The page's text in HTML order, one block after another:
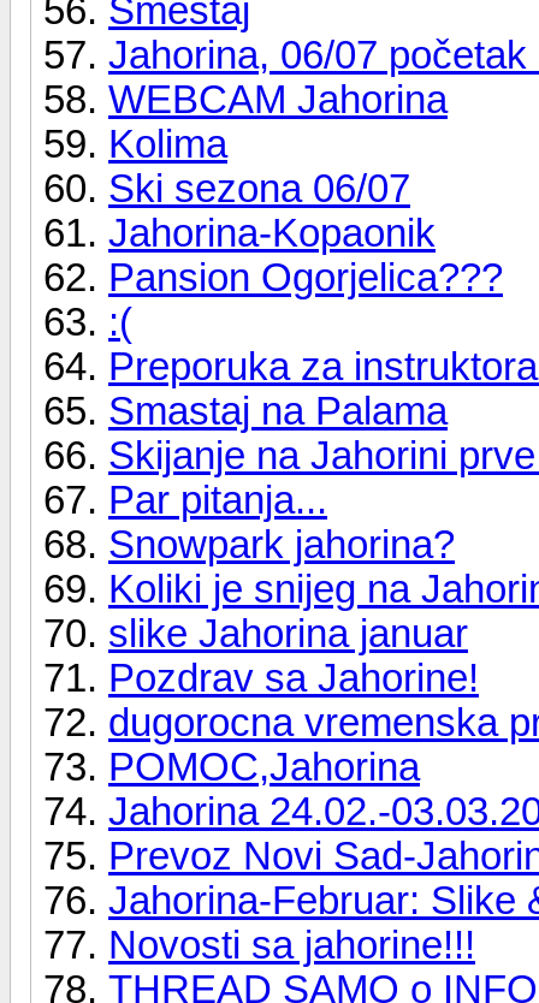
Smestaj
Jahorina, 06/07 početak
WEBCAM Jahorina
Kolima
Ski sezona 06/07
Jahorina-Kopaonik
Pansion Ogorjelica???
:(
Preporuka za
Smastaj na Palama
Skijanje na Jahorini
Par pitanja...
Snowpark jahorina?
Koliki je snijeg na
slike Jahorina januar
Pozdrav sa Jahorine!
dugorocna vremenska
POMOC,Jahorina
Jahorina 24.02.-
Prevoz Novi Sad-
Jahorina-Februar: Slike
Novosti sa jahorine!!!
THREAD SAMO o